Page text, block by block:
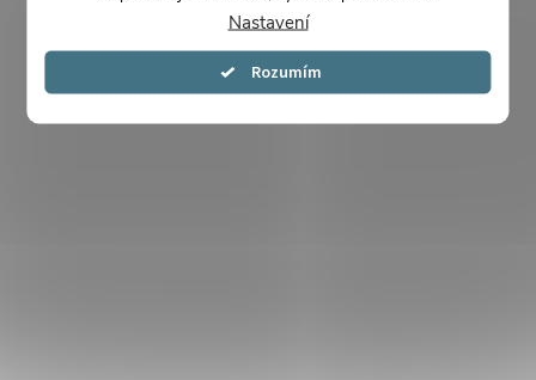
Nastavení
Souhlasím